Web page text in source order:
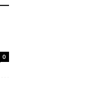
0